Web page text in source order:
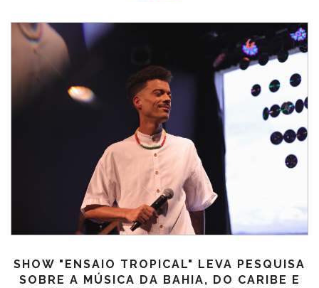
SHOW "ENSAIO TROPICAL" LEVA PESQUISA
SOBRE A MÚSICA DA BAHIA, DO CARIBE E